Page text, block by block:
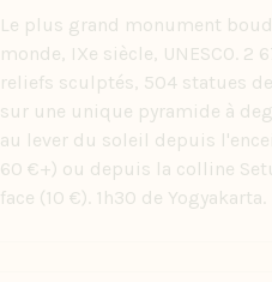
Le plus grand monument
monde, IXe siècle, UNESCO. 2
reliefs sculptés, 504 statues
sur une unique pyramide à
au lever du soleil depuis
60 €+) ou depuis la colline
face (10 €). 1h30 de Yogyakarta.